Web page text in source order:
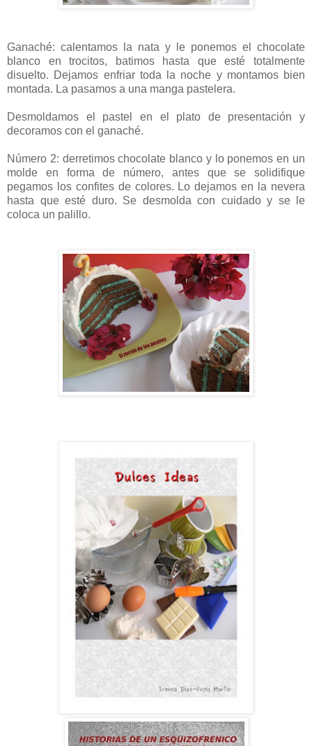
Ganaché: calentamos la nata y le ponemos el chocolate
blanco en trocitos, batimos hasta que esté totalmente
disuelto. Dejamos enfriar toda la noche y montamos bien
montada. La pasamos a una manga pastelera.
Desmoldamos el pastel en el plato de presentación y
decoramos con el ganaché.
Número 2: derretimos chocolate blanco y lo ponemos en un
molde en forma de número, antes que se solidifique
pegamos los confites de colores. Lo dejamos en la nevera
hasta que esté duro. Se desmolda con cuidado y se le
coloca un palillo.